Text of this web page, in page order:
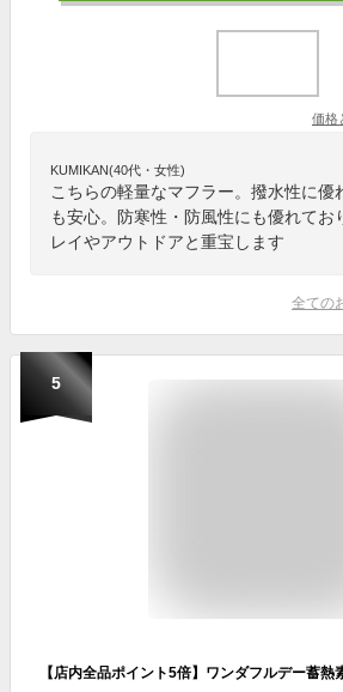
価格
KUMIKAN(40代・女性)
こちらの軽量なマフラー。撥水性に優
も安心。防寒性・防風性にも優れてお
レイやアウトドアと重宝します
全ての
5